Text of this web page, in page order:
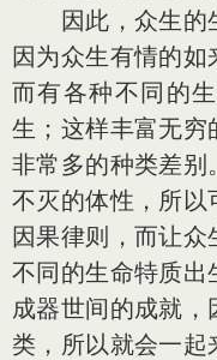
因此，众生的
因为众生有情的
而有各种不同的
生；这样丰富无穷
非常多的种类差别
不灭的体性，所以
因果律则，而让
不同的生命特质出
成器世间的成就
类，所以就会一